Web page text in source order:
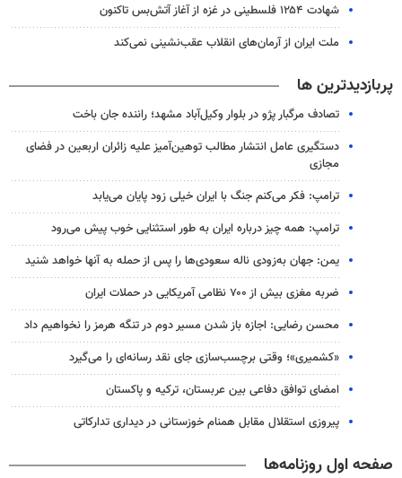
شهادت ۱۲۵۴ فلسطینی در غزه از آغاز آتش‌بس تاکنون
ملت ایران از آرمان‌های انقلاب عقب‌نشینی نمی‌کند
پربازدیدترین ها
تصادف مرگبار پژو در بلوار وکیل‌آباد مشهد؛ راننده جان باخت
دستگیری عامل انتشار مطالب توهین‌آمیز علیه زائران اربعین در فضای
مجازی
ترامپ: فکر می‌کنم جنگ با ایران خیلی زود پایان می‌یابد
ترامپ: همه چیز درباره ایران به طور استثنایی خوب پیش می‌رود
یمن: جهان به‌زودی ناله سعودی‌ها را پس از حمله به آنها خواهد شنید
ضربه مغزی بیش از ۷۰۰ نظامی آمریکایی در حملات ایران
محسن رضایی: اجازه باز شدن مسیر دوم در تنگه هرمز را نخواهیم داد
«کشمیری»؛ وقتی برچسب‌سازی جای نقد رسانه‌ای را می‌گیرد
امضای توافق دفاعی بین عربستان، ترکیه و پاکستان
پیروزی استقلال مقابل همنام خوزستانی در دیداری تدارکاتی
صفحه اول روزنامه‌ها